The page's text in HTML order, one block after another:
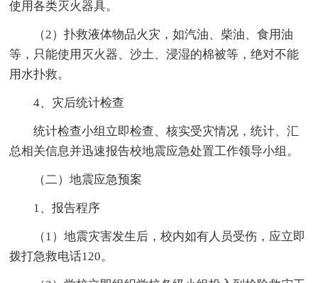
使用各类灭火器具。
（2）扑救液体物品火灾，如汽油、柴油、食用油
等，只能使用灭火器、沙土、浸湿的棉被等，绝对不能
用水扑救。
4、灾后统计检查
统计检查小组立即检查、核实受灾情况，统计、汇
总相关信息并迅速报告校地震应急处置工作领导小组。
（二）地震应急预案
1、报告程序
（1）地震灾害发生后，校内如有人员受伤，应立即
拨打急救电话120。